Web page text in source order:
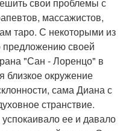
массажистов,
таро. С некоторыми из
своей
"Сан - Лоренцо" в
окружение
сама Диана с
странствие.
ее и давало